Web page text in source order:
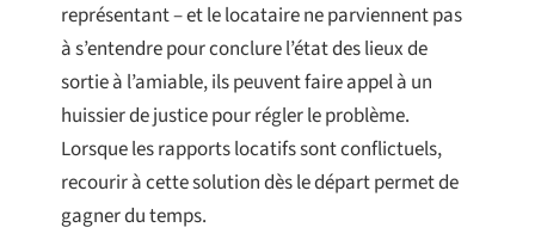
représentant – et le locataire ne parviennent pas
à s’entendre pour conclure l’état des lieux de
sortie à l’amiable, ils peuvent faire appel à un
huissier de justice pour régler le problème.
Lorsque les rapports locatifs sont conflictuels,
recourir à cette solution dès le départ permet de
gagner du temps.